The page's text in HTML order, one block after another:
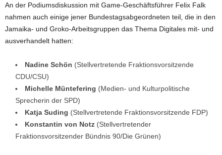
An der Podiumsdiskussion mit Game-Geschäftsführer Felix Falk
nahmen auch einige jener Bundestagsabgeordneten teil, die in den
Jamaika- und Groko-Arbeitsgruppen das Thema Digitales mit- und
ausverhandelt hatten:
Nadine Schön (Stellvertretende Fraktionsvorsitzende
CDU/CSU)
Michelle Müntefering (Medien- und Kulturpolitische
Sprecherin der SPD)
Katja Suding (Stellvertretende Fraktionsvorsitzende FDP)
Konstantin von Notz (Stellvertretender
Fraktionsvorsitzender Bündnis 90/Die Grünen)